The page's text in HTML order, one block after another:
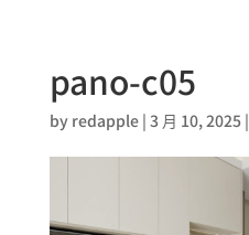
pano-c05
by redapple| 3 月 10, 2025|